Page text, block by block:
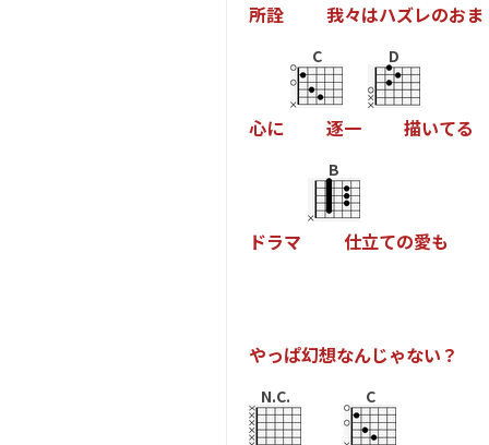
所詮 我々はハズレのおま
心に
C
逐一
D
描いてる
ドラマ
B
仕立ての愛も
やっぱ幻想なんじゃない ？
N.C. C